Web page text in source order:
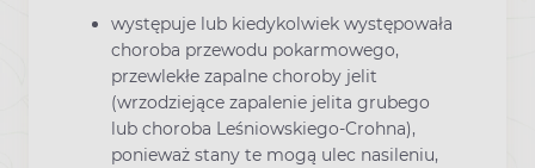
występuje lub kiedykolwiek występowała
choroba przewodu pokarmowego,
przewlekłe zapalne choroby jelit
(wrzodziejące zapalenie jelita grubego
lub choroba Leśniowskiego-Crohna),
ponieważ stany te mogą ulec nasileniu,